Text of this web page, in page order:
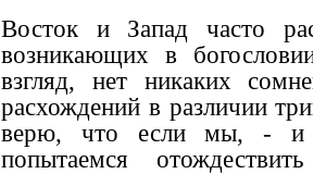
Восток и Запад часто
возникающих в
взгляд, нет никаких
расхождений в различии
верю, что если мы, - и
попытаемся